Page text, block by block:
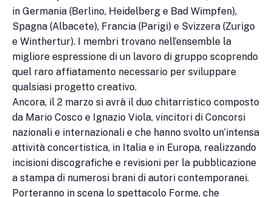
in Germania (Berlino, Heidelberg e Bad Wimpfen),
Spagna (Albacete), Francia (Parigi) e Svizzera (Zurigo
e Winthertur). I membri trovano nell’ensemble la
migliore espressione di un lavoro di gruppo scoprendo
quel raro affiatamento necessario per sviluppare
qualsiasi progetto creativo.
Ancora, il 2 marzo si avrà il duo chitarristico composto
da Mario Cosco e Ignazio Viola, vincitori di Concorsi
nazionali e internazionali e che hanno svolto un’intensa
attività concertistica, in Italia e in Europa, realizzando
incisioni discografiche e revisioni per la pubblicazione
a stampa di numerosi brani di autori contemporanei.
Porteranno in scena lo spettacolo Forme, che